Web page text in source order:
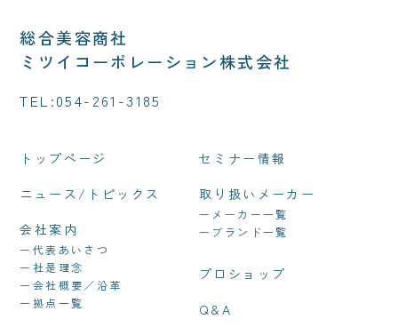
総合美容商社
ミツイコーポレーション株式会社
TEL:054-261-3185
トップページ
ニュース/トピックス
会社案内
ー代表あいさつ
ー社是理念
ー会社概要／沿革
ー拠点一覧
セミナー情報
取り扱いメーカー
ーメーカー一覧
ーブランド一覧
プロショップ
Q&A